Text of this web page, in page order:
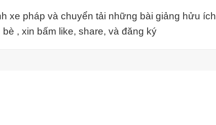
xe pháp và chuyển tải những bài giảng hửu ích
, xin bấm like, share, và đăng ký